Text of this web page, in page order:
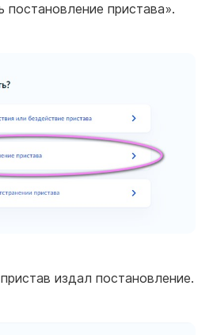
пристава».
издал постановление.